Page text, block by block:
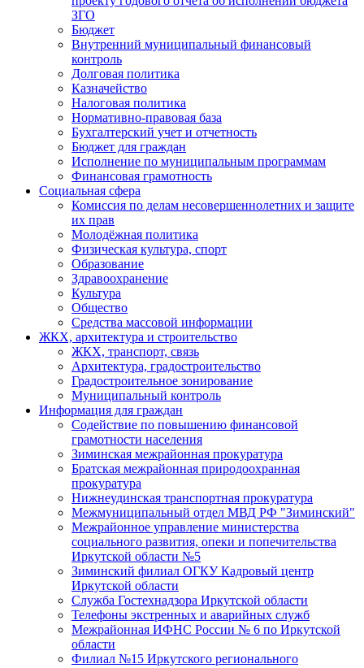
ЗГО
Бюджет
Внутренний муниципальный финансовый
контроль
Долговая политика
Казначейство
Налоговая политика
Нормативно-правовая база
Бухгалтерский учет и отчетность
Бюджет для граждан
Исполнение по муниципальным программам
Финансовая грамотность
Социальная сфера
Комиссия по делам несовершеннолетних и защите
их прав
Молодёжная политика
Физическая культура, спорт
Образование
Здравоохранение
Культура
Общество
Средства массовой информации
ЖКХ, архитектура и строительство
ЖКХ, транспорт, связь
Архитектура, градостроительство
Градостроительное зонирование
Муниципальный контроль
Информация для граждан
Содействие по повышению финансовой
грамотности населения
Зиминская межрайонная прокуратура
Братская межрайонная природоохранная
прокуратура
Нижнеудинская транспортная прокуратура
Межмуниципальный отдел МВД РФ "Зиминский"
Межрайонное управление министерства
социального развития, опеки и попечительства
Иркутской области №5
Зиминский филиал ОГКУ Кадровый центр
Иркутской области
Служба Гостехнадзора Иркутской области
Телефоны экстренных и аварийных служб
Межрайонная ИФНС России № 6 по Иркутской
области
Филиал №15 Иркутского регионального